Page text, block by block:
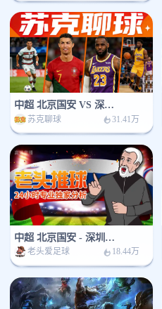
中超 北京国安 VS 深圳新鹏程
苏克聊球 31.41万
中超 北京国安 - 深圳新鹏城
老头爱足球 18.44万